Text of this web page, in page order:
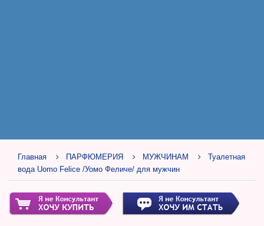
Главная ПАРФЮМЕРИЯ МУЖЧИНАМ
Туалетная
вода Uomo Felicе /Уомо Феличе/ для мужчин